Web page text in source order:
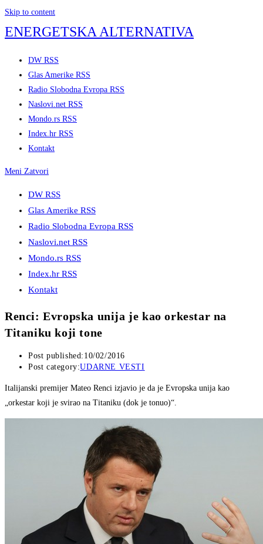
Skip to content
ENERGETSKA ALTERNATIVA
DW RSS
Glas Amerike RSS
Radio Slobodna Evropa RSS
Naslovi.net RSS
Mondo.rs RSS
Index.hr RSS
Kontakt
Meni Zatvori
DW RSS
Glas Amerike RSS
Radio Slobodna Evropa RSS
Naslovi.net RSS
Mondo.rs RSS
Index.hr RSS
Kontakt
Renci: Evropska unija je kao orkestar na
Titaniku koji tone
Post published: 10/02/2016
Post category:UDARNE VESTI
Italijanski premijer Mateo Renci izjavio je da je Evropska unija kao
„orkestar koji je svirao na Titaniku (dok je tonuo)“.